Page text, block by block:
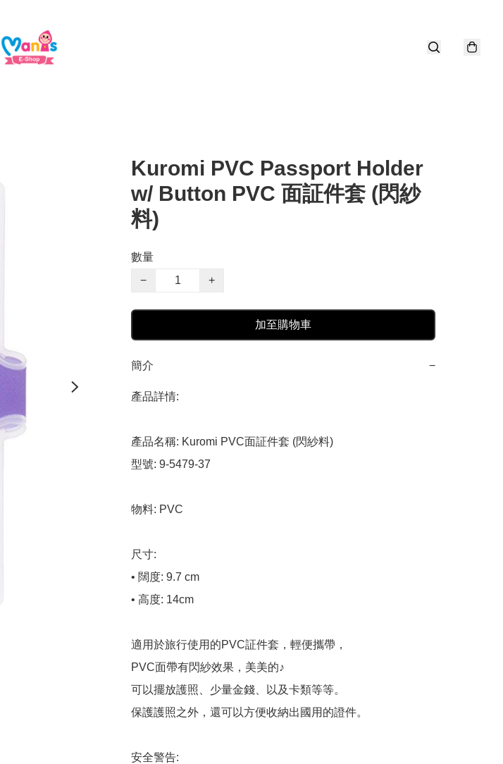
Kuromi PVC Passport Holder
w/ Button PVC 面証件套 (閃紗
料)
數量
−
+
加至購物車
簡介 −
產品詳情:
產品名稱: Kuromi PVC面証件套 (閃紗料)
型號: 9-5479-37
物料: PVC
尺寸:
• 闊度: 9.7 cm
• 高度: 14cm
適用於旅行使用的PVC証件套，輕便攜帶，
PVC面帶有閃紗效果，美美的♪
可以擺放護照、少量金錢、以及卡類等等。
保護護照之外，還可以方便收納出國用的證件。
安全警告: